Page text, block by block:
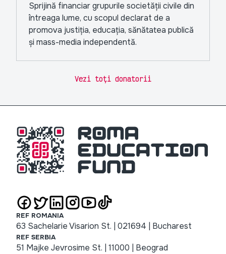
Sprijină financiar grupurile societății civile din
întreaga lume, cu scopul declarat de a
promova justiția, educația, sănătatea publică
și mass-media independentă.
Vezi toți donatorii
REF ROMANIA
63 Sachelarie Visarion St. | 021694 | Bucharest
REF SERBIA
51 Majke Jevrosime St. | 11000 | Beograd